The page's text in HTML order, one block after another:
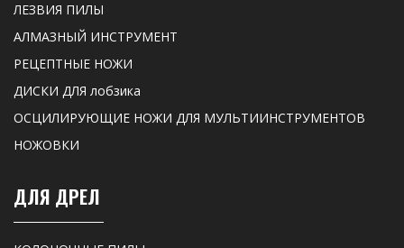
ЛЕЗВИЯ ПИЛЫ
АЛМАЗНЫЙ ИНСТРУМЕНТ
РЕЦЕПТНЫЕ НОЖИ
ДИСКИ ДЛЯ лобзика
ОСЦИЛИРУЮЩИЕ НОЖИ ДЛЯ МУЛЬТИИНСТРУМЕНТОВ
НОЖОВКИ
ДЛЯ ДРЕЛ